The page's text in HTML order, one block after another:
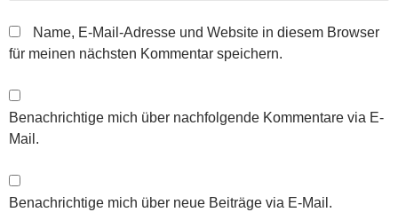
Name, E-Mail-Adresse und Website in diesem Browser
für meinen nächsten Kommentar speichern.
Benachrichtige mich über nachfolgende Kommentare via E-
Mail.
Benachrichtige mich über neue Beiträge via E-Mail.